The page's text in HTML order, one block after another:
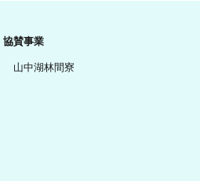
協賛事業
山中湖林間寮